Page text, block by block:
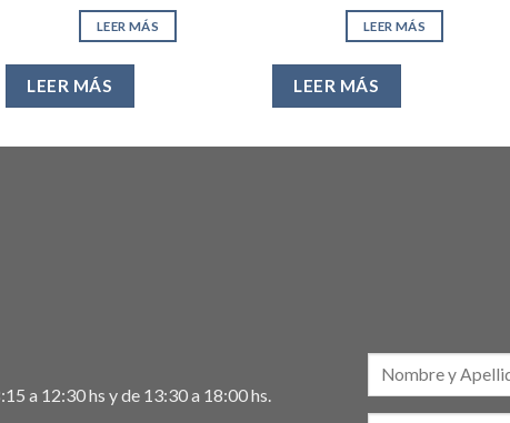
LEER MÁS
LEER MÁS
LEER MÁS
LEER MÁS
a 12:30 hs y de 13:30 a 18:00 hs.